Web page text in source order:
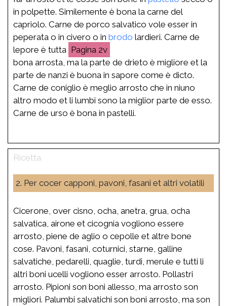
in polpette. Similemente è bona la carne del
capriolo. Carne de porco salvatico vole esser in
peperata o in civero o in brodo lardieri. Carne de
lepore è tutta
2v
bona arrosta, ma la parte de drieto è migliore et la
parte de nanzi è buona in sapore come è dicto.
Carne de coniglio è meglio arrosto che in niuno
altro modo et li lumbi sono la miglior parte de esso.
Carne de urso è bona in pastelli.
2. Per cocer capponi, pavoni, fasani et altri volatili
Cicerone, over cisno, ocha, anetra, grua, ocha
salvatica, airone et cicognia vogliono essere
arrosto, piene de aglio o cepolle et altre bone
cose. Pavoni, fasani, coturnici, starne, galline
salvatiche, pedarelli, quaglie, turdi, merule e tutti li
altri boni ucelli vogliono esser arrosto. Pollastri
arrosto. Pipioni son boni allesso, ma arrosto son
migliori. Palumbi salvatichi son boni arrosto, ma son